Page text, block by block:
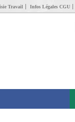
Travail Infos Légales CGU